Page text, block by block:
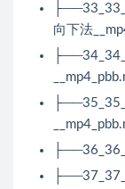
向下法